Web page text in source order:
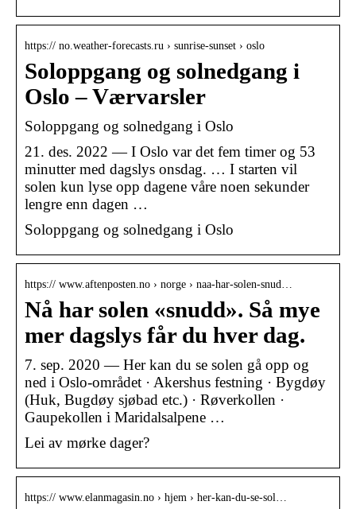
https:// no.weather-forecasts.ru › sunrise-sunset › oslo
Soloppgang og solnedgang i
Oslo – Værvarsler
Soloppgang og solnedgang i Oslo
21. des. 2022 — I Oslo var det fem timer og 53
minutter med dagslys onsdag. … I starten vil
solen kun lyse opp dagene våre noen sekunder
lengre enn dagen …
Soloppgang og solnedgang i Oslo
https:// www.aftenposten.no › norge › naa-har-solen-snud…
Nå har solen «snudd». Så mye
mer dagslys får du hver dag.
7. sep. 2020 — Her kan du se solen gå opp og
ned i Oslo-området · Akershus festning · Bygdøy
(Huk, Bugdøy sjøbad etc.) · Røverkollen ·
Gaupekollen i Maridalsalpene …
Lei av mørke dager?
https:// www.elanmagasin.no › hjem › her-kan-du-se-sol…